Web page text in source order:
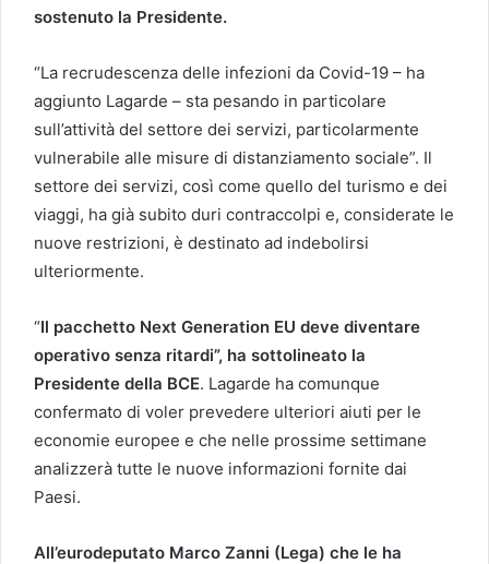
sostenuto la Presidente.
“La recrudescenza delle infezioni da Covid-19 – ha
aggiunto Lagarde – sta pesando in particolare
sull’attività del settore dei servizi, particolarmente
vulnerabile alle misure di distanziamento sociale”. Il
settore dei servizi, così come quello del turismo e dei
viaggi, ha già subito duri contraccolpi e, considerate le
nuove restrizioni, è destinato ad indebolirsi
ulteriormente.
“Il pacchetto Next Generation EU deve diventare
operativo senza ritardi”, ha sottolineato la
Presidente della BCE. Lagarde ha comunque
confermato di voler prevedere ulteriori aiuti per le
economie europee e che nelle prossime settimane
analizzerà tutte le nuove informazioni fornite dai
Paesi.
All’eurodeputato Marco Zanni (Lega) che le ha